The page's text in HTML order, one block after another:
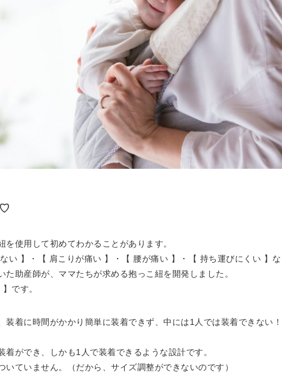
♡
使用して初めてわかることがあります。
い 】・【 肩こりが痛い 】・【 腰が痛い 】・【 持ち運びにくい 】な
た助産師が、ママたちが求める抱っこ紐を開発しました。
です。
装着に時間がかかり簡単に装着できず、中には1人では装着できない
着ができ、しかも1人で装着できるような設計です。
いていません。（だから、サイズ調整ができないのです）